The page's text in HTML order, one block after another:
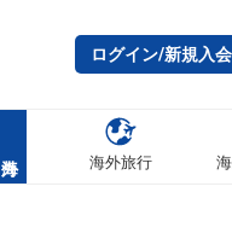
ログイン/新規入会
海外旅行